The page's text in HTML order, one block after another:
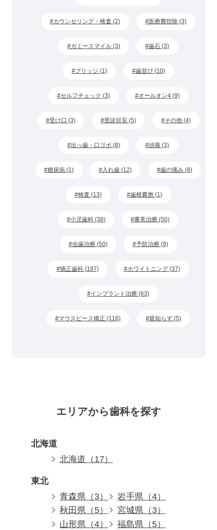
カウンセリング・検査 (2) 医療費控除 (3)
ガミースマイル (3) 歯石 (3)
ブリッジ (1) 歯並び (10)
セルフチェック (3) オールオン4 (9)
受け口 (3) 受診目安 (5) その他 (4)
出っ歯・口ゴボ (8) 頭痛 (3)
糖尿病 (1) 入れ歯 (12) 歯の痛み (8)
検査 (13) 歯根嚢胞 (1)
小児歯科 (38) 審美治療 (50)
虫歯治療 (50) 予防治療 (9)
矯正歯科 (187) ホワイトニング (37)
インプラント治療 (63)
マウスピース矯正 (116) 親知らず (5)
エリアから歯科を探す
北海道
北海道（17）
東北
青森県（3）
岩手県（4）
秋田県（5）
宮城県（3）
山形県（4）
福島県（5）